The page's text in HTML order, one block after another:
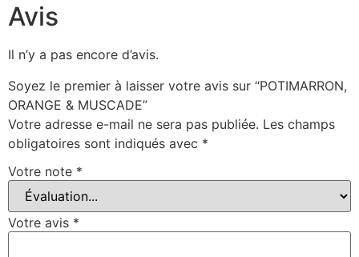
Avis
Il n’y a pas encore d’avis.
Soyez le premier à laisser votre avis sur “POTIMARRON,
ORANGE & MUSCADE”
Votre adresse e-mail ne sera pas publiée. Les champs
obligatoires sont indiqués avec *
Votre note *
Votre avis *